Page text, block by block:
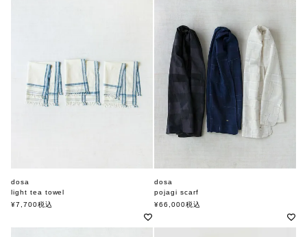
dosa
light tea towel
ドーサ
¥7,700税込
dosa
pojagi scarf
ドーサ
¥66,000税込